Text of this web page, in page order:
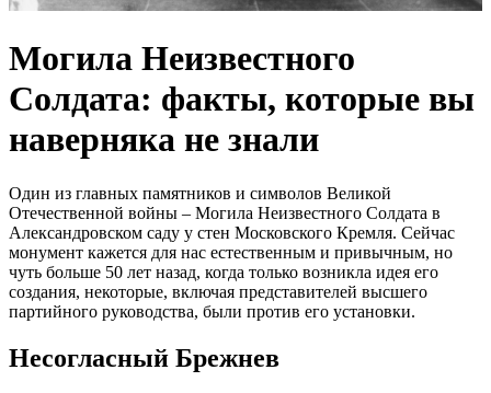
Могила Неизвестного
Солдата: факты, которые вы
наверняка не знали
Один из главных памятников и символов Великой
Отечественной войны – Могила Неизвестного Солдата в
Александровском саду у стен Московского Кремля. Сейчас
монумент кажется для нас естественным и привычным, но
чуть больше 50 лет назад, когда только возникла идея его
создания, некоторые, включая представителей высшего
партийного руководства, были против его установки.
Несогласный Брежнев